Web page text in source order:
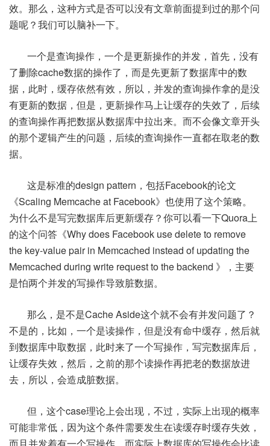
效。那么，这种方式是否可以没有文章前面提到过的那个问
题呢？我们可以脑补一下。
一个是查询操作，一个是更新操作的并发，首先，没有
了删除cache数据的操作了，而是先更新了数据库中的数
据，此时，缓存依然有效，所以，并发的查询操作拿的是没
有更新的数据，但是，更新操作马上让缓存的失效了，后续
的查询操作再把数据从数据库中拉出来。而不会像文章开头
的那个逻辑产生的问题，后续的查询操作一直都在取老的数
据。
这是标准的design pattern，包括Facebook的论文
《Scaling Memcache at Facebook》也使用了这个策略。
为什么不是写完数据库后更新缓存？你可以看一下Quora上
的这个问答《Why does Facebook use delete to remove
the key-value pair in Memcached instead of updating the
Memcached during write request to the backend 》，主要
是怕两个并发的写操作导致脏数据。
那么，是不是Cache Aside这个就不会有并发问题了？
不是的，比如，一个是读操作，但是没有命中缓存，然后就
到数据库中取数据，此时来了一个写操作，写完数据库后，
让缓存失效，然后，之前的那个读操作再把老的数据放进
去，所以，会造成脏数据。
但，这个case理论上会出现，不过，实际上出现的概率
可能非常低，因为这个条件需要发生在读缓存时缓存失效，